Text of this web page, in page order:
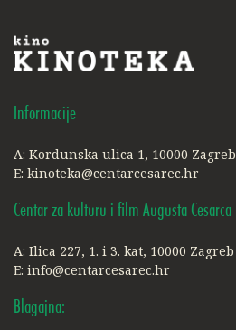
Informacije
A: Kordunska ulica 1, 10000 Zagreb
E: kinoteka@centarcesarec.hr
Centar za kulturu i film Augusta Cesarca
A: Ilica 227, 1. i 3. kat, 10000 Zagreb
E: info@centarcesarec.hr
Blagajna: